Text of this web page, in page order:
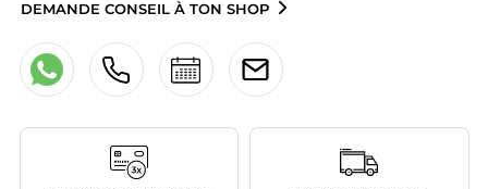
DEMANDE CONSEIL À TON SHOP